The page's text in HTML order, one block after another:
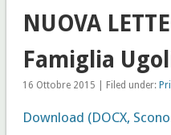
NUOVA
Famiglia
16 Ottobre 2015 | Filed under:
Download (DOCX,